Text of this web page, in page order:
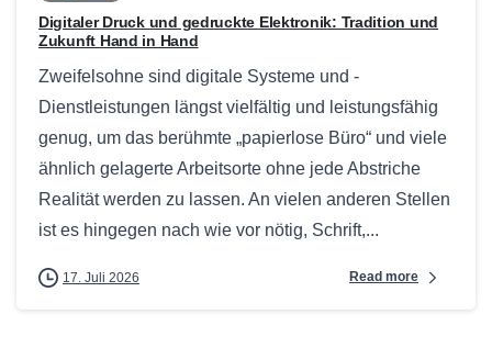
Digitaler Druck und gedruckte Elektronik: Tradition und
Zukunft Hand in Hand
Zweifelsohne sind digitale Systeme und -
Dienstleistungen längst vielfältig und leistungsfähig
genug, um das berühmte „papierlose Büro“ und viele
ähnlich gelagerte Arbeitsorte ohne jede Abstriche
Realität werden zu lassen. An vielen anderen Stellen
ist es hingegen nach wie vor nötig, Schrift,...
17. Juli 2026 Read more